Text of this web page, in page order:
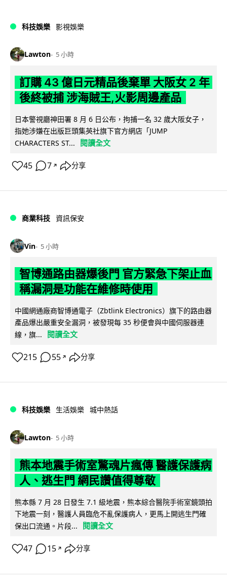
科技娛樂 影視娛樂
Lawton 5 小時
訂購 43 億日元精品後棄單 大阪女 2 年
後終被捕 涉海賊王,火影周邊產品
日本警視廳神田署 8 月 6 日公布，拘捕一名 32 歲大阪女子，
指她涉嫌在出版巨頭集英社旗下官方網店「JUMP
CHARACTERS ST...
閱讀全文
45 7 ↗ 分享
商業科技 資訊保安
Vin 5 小時
智博通路由器爆後門 官方緊急下架止血
稱漏洞是功能在維修時使用
中國網通廠商智博通電子（Zbtlink Electronics）旗下的路由器
產品爆出嚴重安全漏洞，被發現每 35 秒便會與中國伺服器連
線，旗...
閱讀全文
215 55 ↗ 分享
科技娛樂 生活娛樂 城中熱話
Lawton 5 小時
熊本地震手術室驚魂片瘋傳 醫護保護病
人、逃生門 網民讚值得尊敬
熊本縣 7 月 28 日發生 7.1 級地震，熊本綜合醫院手術室鏡頭拍
下地震一刻，醫護人員臨危不亂保護病人，更馬上開逃生門確
保出口流通。片段...
閱讀全文
47 15 ↗ 分享